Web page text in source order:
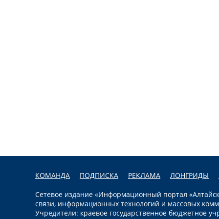
КОМАНДА ПОДПИСКА РЕКЛАМА ЛОНГРИДЫ
Сетевое издание «Информационный портал
связи, информационных технологий и массовых
Учредители: краевое государственное бюджетное